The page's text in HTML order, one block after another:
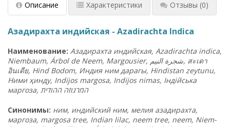
Описание Характеристики Отзывы (0)
Азадирахта индийская - Azadirachta Indica
Наименование: Азадирахта индийская, Azadirachta indica,
Niembaum, Árbol de Neem, Margousier,
شجرة النيم , สะเดา
อินเดีย, Hind Bodom, Индия ним дарагы, Hindistan zeytunu,
Ними ҳинду, Indijos margosa, Indijos nimas, Індійська
маргоза,
המרגוזה ההודית
Синонимы: ним, индийский ним, мелия азадирахта,
маргоза, margosa tree, Indian lilac, neem tree, neem, Niem-